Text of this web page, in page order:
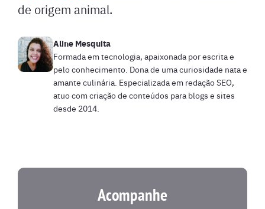
de origem animal.
Aline Mesquita
Formada em tecnologia, apaixonada por escrita e
pelo conhecimento. Dona de uma curiosidade nata e
amante culinária. Especializada em redação SEO,
atuo com criação de conteúdos para blogs e sites
desde 2014.
Acompanhe